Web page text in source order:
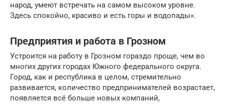
народ, умеют встречать на самом высоком уровне.
Здесь спокойно, красиво и есть горы и водопады».
Предприятия и работа в Грозном
Устроится на работу в Грозном гораздо проще, чем во
многих других городах Южного федерального округа.
Город, как и республика в целом, стремительно
развивается, количество предпринимателей возрастает,
появляется всё больше новых компаний,